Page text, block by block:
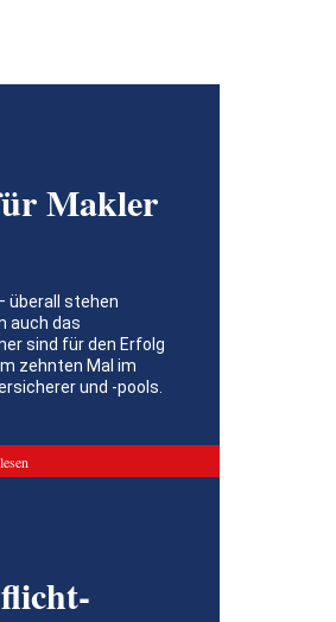
Makler
überall stehen
auch das
sind für den Erfolg
zehnten Mal im
und -pools.